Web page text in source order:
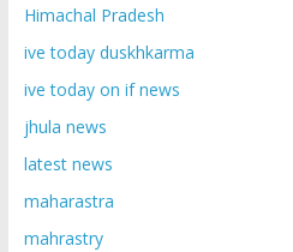
Himachal Pradesh
ive today duskhkarma
ive today on if news
jhula news
latest news
maharastra
mahrastry